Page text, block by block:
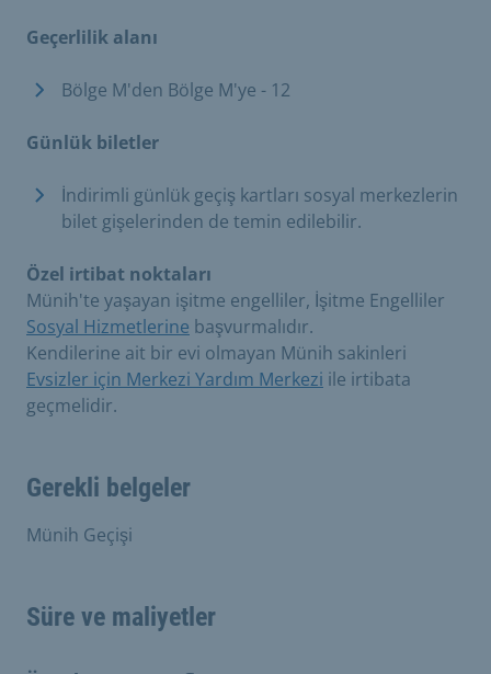
Geçerlilik alanı
Bölge M'den Bölge M'ye - 12
Günlük biletler
İndirimli günlük geçiş kartları sosyal merkezlerin
bilet gişelerinden de temin edilebilir.
Özel irtibat noktaları
Münih'te yaşayan işitme engelliler, İşitme Engelliler
Sosyal Hizmetlerine başvurmalıdır.
Kendilerine ait bir evi olmayan Münih sakinleri
Evsizler için Merkezi Yardım Merkezi ile irtibata
geçmelidir.
Gerekli belgeler
Münih Geçişi
Süre ve maliyetler